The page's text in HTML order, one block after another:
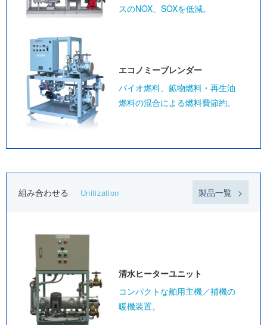
スのNOX、SOXを低減。
エコノミーブレンダー
バイオ燃料、鉱物燃料・再生油
燃料の混合による燃料費節約。
組み合わせる Unitization 製品一覧
清水ヒーターユニット
コンパクトな舶用主機／補機の
暖機装置。